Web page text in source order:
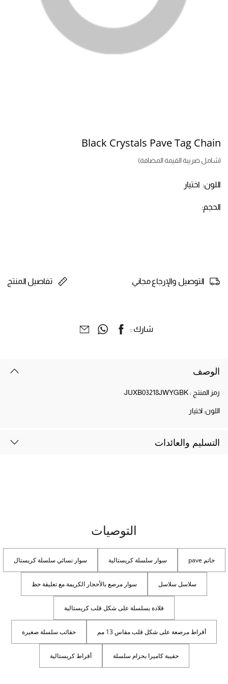
Black Crystals Pave Tag Chain
(شامل ضريبة القيمة المضافة)
اللون:اختيار
الحجم:
التوصيل والإرجاع مجاني تفاصيل المنتج
شارك :
الوصف
رمز المنتج : JUXB03218JWYGBK
اللون:اختيار
التسليم والعائدات
التوصيات
خاتم pave سوار سلسلة كريستالية سوار نسائي سلسلة كريستال
سلاسل سلاسل سوار مرصع بالأحجار الكريمة مع تعليقة حظ
قلادة بسلسلة على شكل قلب كريستالية
أقراط مرصعة على شكل قلب مقاس 13 مم حقائب سلسلة صغيرة
حقيبة كاميرا بحزام سلسلة أقراط كريستالية